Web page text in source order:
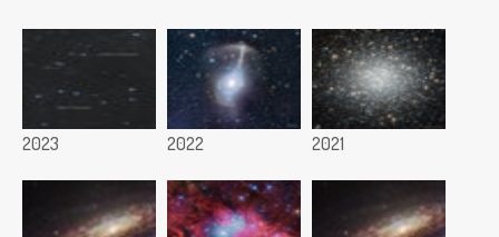
2023 2022 2021